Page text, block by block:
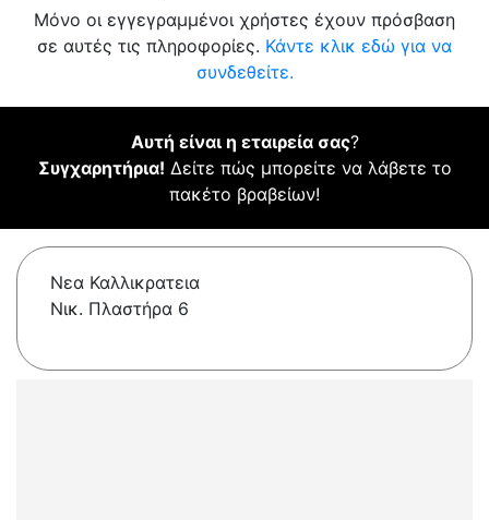
Μόνο οι εγγεγραμμένοι χρήστες έχουν πρόσβαση
σε αυτές τις πληροφορίες. Κάντε κλικ εδώ για να
συνδεθείτε.
Αυτή είναι η εταιρεία σας?
Συγχαρητήρια! Δείτε πώς μπορείτε να λάβετε το
πακέτο βραβείων!
Νεα Καλλικρατεια
Νικ. Πλαστήρα 6